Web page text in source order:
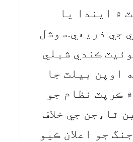
۾ ايندا يا
جي ذريعي.سوشل
ڪندي شبلي
اوپن بيلٽ جا
ڪرپٽ نظام جو
ٿا،جن جي خلاف
جو اعلان ڪيو